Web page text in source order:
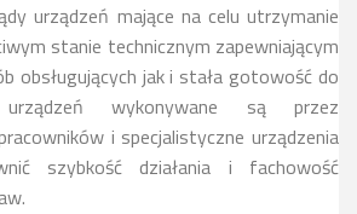
urządzeń mające na celu utrzymanie
stanie technicznym zapewniającym
obsługujących jak i stała gotowość do
wykonywane są przez
i specjalistyczne urządzenia
szybkość działania i fachowość